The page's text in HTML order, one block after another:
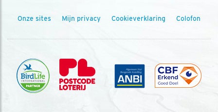
Onze sites Mijn privacy Cookieverklaring Colofon